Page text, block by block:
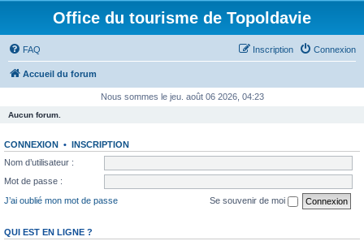
Office du tourisme de Topoldavie
FAQ Connexion
Inscription
Accueil du forum
Nous sommes le jeu. août 06 2026, 04:23
Aucun forum.
CONNEXION • INSCRIPTION
Nom d’utilisateur :
Mot de passe :
J’ai oublié mon mot de passe
Se souvenir de moi
QUI EST EN LIGNE ?